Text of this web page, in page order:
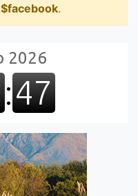
$facebook.